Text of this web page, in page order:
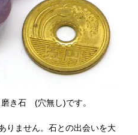
き石 (穴無し)です。
りません。石との出会いを大